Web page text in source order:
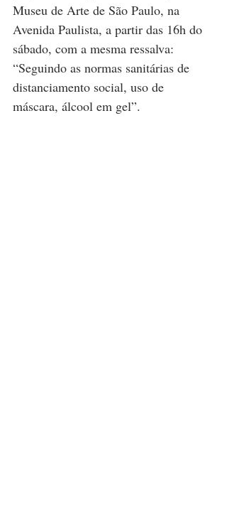
Museu de Arte de São Paulo, na
Avenida Paulista, a partir das 16h do
sábado, com a mesma ressalva:
“Seguindo as normas sanitárias de
distanciamento social, uso de
máscara, álcool em gel”.